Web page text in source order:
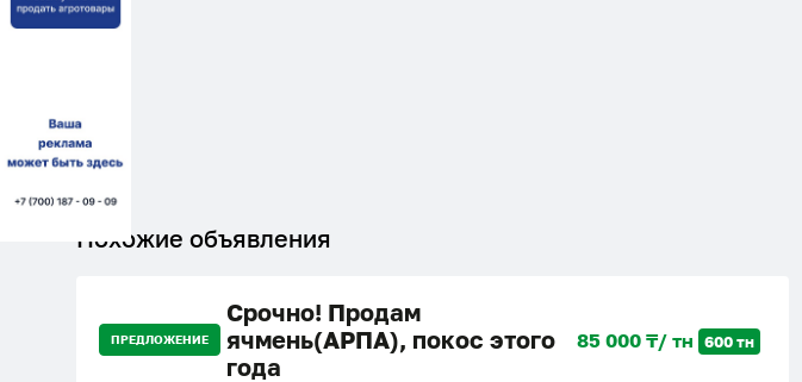
Похожие объявления
ПРЕДЛОЖЕНИЕ
Срочно! Продам
ячмень(АРПА), покос этого
года
85 000 ₸/ тн 600 тн